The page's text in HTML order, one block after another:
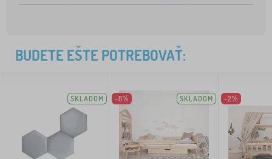
BUDETE EŠTE POTREBOVAŤ:
SKLADOM -8% SKLADOM -2%